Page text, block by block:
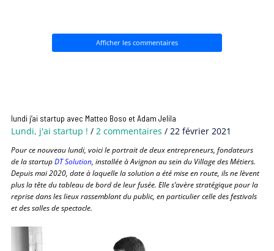
Afficher les commentaires
lundi j’ai startup avec Matteo Boso et Adam Jelila
Lundi, j'ai startup ! /2 commentaires /22 février 2021
Pour ce nouveau lundi, voici le portrait de deux entrepreneurs, fondateurs
de la startupDT Solution , installée à Avignon au sein du Village des Métiers.
Depuis mai 2020, date à laquelle la solution a été mise en route, ils ne lèvent
plus la tête du tableau de bord de leur fusée. Elle s’avère stratégique pour la
reprise dans les lieux rassemblant du public, en particulier celle des festivals
et des salles de spectacle.